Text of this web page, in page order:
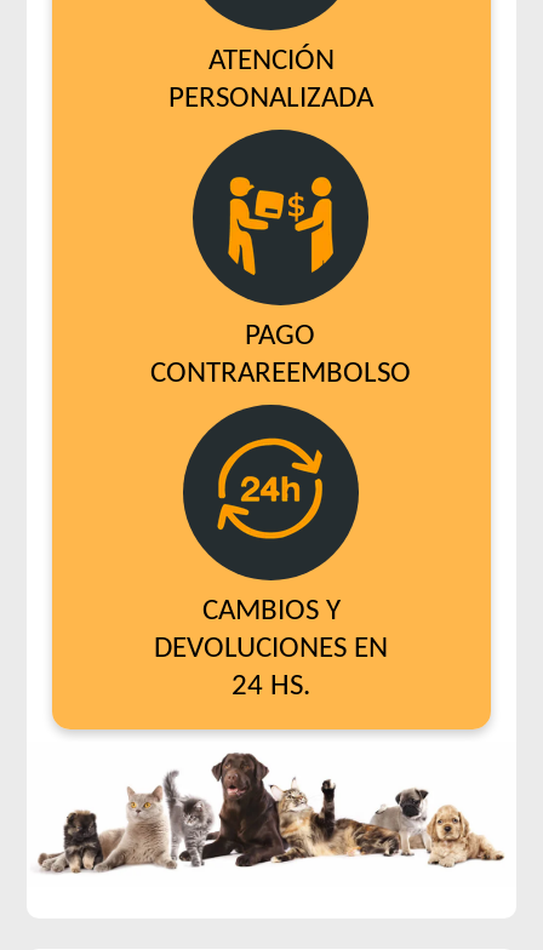
ATENCIÓN
PERSONALIZADA
PAGO
CONTRAREEMBOLSO
CAMBIOS Y
DEVOLUCIONES EN
24 HS.